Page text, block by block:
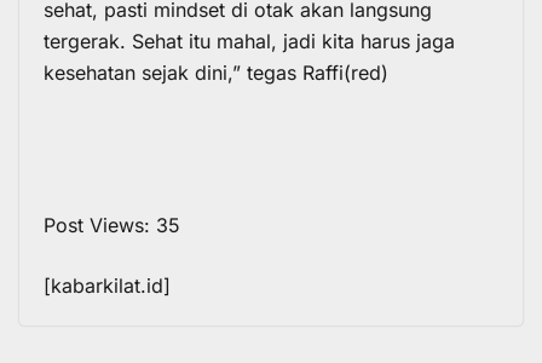
sehat, pasti mindset di otak akan langsung
tergerak. Sehat itu mahal, jadi kita harus jaga
kesehatan sejak dini,” tegas Raffi(red)
Post Views: 35
[kabarkilat.id]